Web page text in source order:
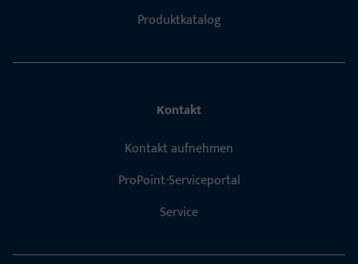
Produktkatalog
Kontakt
Kontakt aufnehmen
ProPoint-Serviceportal
Service